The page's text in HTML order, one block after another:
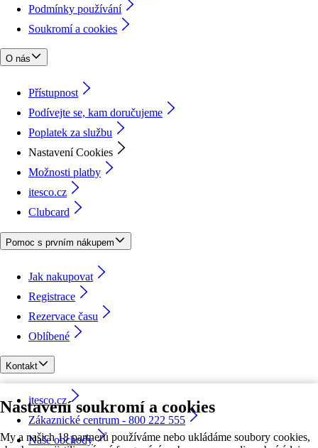
Nastavení soukromí a cookies
My a našich 18 partnerů používáme nebo ukládáme soubory cookies,
Podmínky používání
Soukromí a cookies
O nás
Přístupnost
Podívejte se, kam doručujeme
Poplatek za službu
Nastavení Cookies
Možnosti platby
itesco.cz
Clubcard
Pomoc s prvním nákupem
Jak nakupovat
Registrace
Rezervace času
Oblíbené
Kontakt
itesco.cz
Zákaznické centrum - 800 222 555
Naše obchody